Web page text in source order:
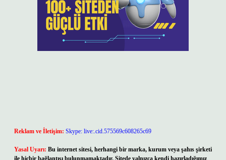
Reklam ve İletişim: Skype: live:.cid.575569c608265c69
Yasal Uyarı: Bu internet sitesi, herhangi bir marka, kurum veya şahıs şirketi
ile hiçbir bağlantısı bulunmamaktadır. Sitede yalnızca kendi hazırladığımız